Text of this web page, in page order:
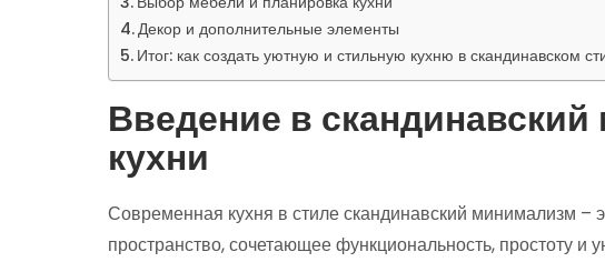
Декор и дополнительные элементы
Итог: как создать уютную и стильную кухню в скандинавском
Введение в
кухни
Современная кухня в стиле скандинавский минимализм –
пространство, сочетающее функциональность, простоту и